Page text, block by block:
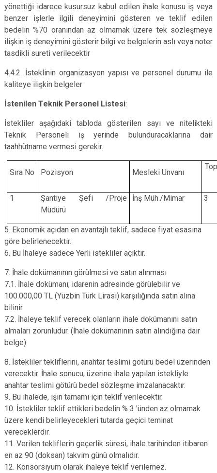
yönettiği idarece kusursuz kabul edilen ihale konusu iş veya
benzer işlerle ilgili deneyimini gösteren ve teklif edilen
bedelin %70 oranından az olmamak üzere tek sözleşmeye
ilişkin iş deneyimini gösterir bilgi ve belgelerin aslı veya noter
tasdikli sureti verilecektir
4.4.2. İsteklinin organizasyon yapısı ve personel durumu ile
kaliteye ilişkin belgeler
İstenilen Teknik Personel Listesi:
İstekliler aşağıdaki tabloda gösterilen sayı ve nitelikteki
Teknik Personeli iş yerinde bulunduracaklarına dair
taahhütname vermesi gerekir.
Sıra No Pozisyon Mesleki Unvanı
1
Şantiye Şefi /Proje
Müdürü
İnş Müh./Mimar 3
5. Ekonomik açıdan en avantajlı teklif, sadece fiyat esasına
göre belirlenecektir.
6. Bu İhaleye sadece Yerli istekliler açıktır.
7. İhale dokümanının görülmesi ve satın alınması
7.1. İhale dokümanı; idarenin adresinde görülebilir ve
100.000,00 TL (Yüzbin Türk Lirası) karşılığında satın alına
bilinir.
7.2. İhaleye teklif verecek olanların ihale dokümanını satın
almaları zorunludur. (İhale dokümanının satın alındığına dair
belge)
8. İstekliler tekliflerini, anahtar teslimi götürü bedel üzerinden
verecektir. İhale sonucu, üzerine ihale yapılan istekliyle
anahtar teslimi götürü bedel sözleşme imzalanacaktır.
9. Bu ihalede, işin tamamı için teklif verilecektir.
10. İstekliler teklif ettikleri bedelin % 3 'ünden az olmamak
üzere kendi belirleyecekleri tutarda geçici teminat
vereceklerdir.
11. Verilen tekliflerin geçerlik süresi, ihale tarihinden itibaren
en az 90 (doksan) takvim günü olmalıdır.
12. Konsorsiyum olarak ihaleye teklif verilemez.